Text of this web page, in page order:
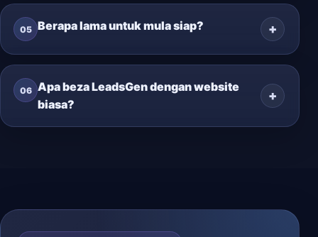
05 Berapa lama untuk mula siap?
06 Apa beza LeadsGen dengan website
biasa?